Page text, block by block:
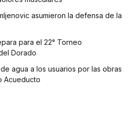
asumieron la defensa de la
para el 22° Torneo
Dorado
agua a los usuarios por las obras
Acueducto